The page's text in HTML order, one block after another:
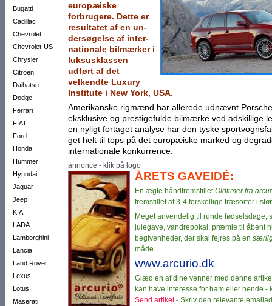
Bugatti
Cadillac
Chevrolet
Chevrolet-US
Chrysler
Citroën
Daihatsu
Dodge
Ferrari
FIAT
Ford
Honda
Hummer
Hyundai
Jaguar
Jeep
KIA
LADA
Lamborghini
Lancia
Land Rover
Lexus
Lotus
Maserati
europæiske
forbrugere. Dette er
resultatet af en un­
der­sø­gelse af inter­
nationale bilmærker i
luksus­klassen
udført af det
velkendte Lu­xury
Institute i New York, USA.
Amerikanske rigmænd har allerede udnævnt
eksklusive og pre­sti­gefulde bilmærke ved adskillige
en nyligt fortaget analyse har den tyske
get helt til tops på det europæiske marked og
internationale kon­kur­rence.
annonce - klik på logo
ÅRETS GAVEIDÉ:
En ægte håndfremstilletOldtimer fra
fremstillet af 3-4 forskellige træsorter i
Meget anvendelig til runde fødselsdage,
julegave, vandrepokal, præ­mie til åbent
begivenheder, der skal fejres på en
måde.
www.arcurio.dk
Glæd en af dine venner med denne
kan have interesse for ham eller hende -
Send artikel - Skriv den relevante